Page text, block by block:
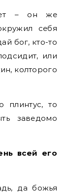
– он же
себя
бог, кто-то
или
колторого
плинтус, то
заведомо
всей его
да божья